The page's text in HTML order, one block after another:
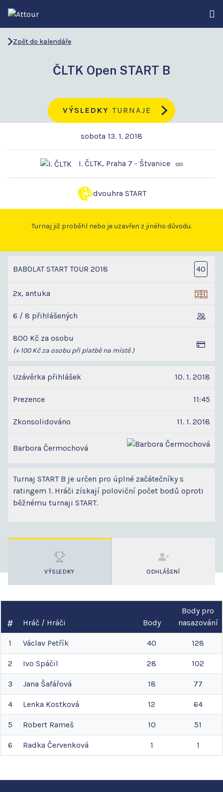
Zpět do kalendáře
ČLTK Open START B
VÝSLEDKY TURNAJE
sobota 13. 1. 2018
I. ČLTK, Praha 7 - Štvanice
dvouhra START
Turnaj již proběhl nebo je uzavřen z jiného důvodu.
BABOLAT START TOUR 2018 40
2x, antuka
6 / 8 přihlášených
800 Kč za osobu
(+ 100 Kč za osobu při platbě na místě )
Uzávěrka přihlášek 10. 1. 2018
Prezence 11:45
Zkonsolidováno 11. 1. 2018
Barbora Čermochová
Turnaj START B je určen pro úplné začátečníky s
ratingem 1. Hráči získají poloviční počet bodů oproti
běžnému turnaji START.
VÝSLEDKY ODHLÁŠENÍ
Hráč / Hráči Body
Body pro
nasazování
1 Václav Petřík 40 128
2 Ivo Spáčil 28 102
3 Jana Šafářová 18 77
4 Lenka Kostková 12 64
5 Robert Rameš 10 51
6 Radka Červenková 1 1